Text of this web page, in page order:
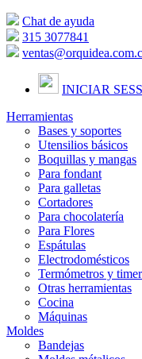
Chat de ayuda
315 3077841
INICIAR
Herramientas
Bases y soportes
Utensilios básicos
Boquillas y mangas
Para fondant
Para galletas
Cortadores
Para chocolatería
Para Flores
Espátulas
Electrodomésticos
Termómetros y
Otras herramientas
Cocina
Máquinas
Moldes
Bandejas